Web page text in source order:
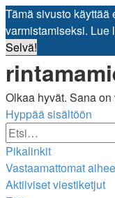
Tämä sivusto
varmistamiseksi. Lue
Selvä!
Olkaa hyvät. Sana on
Hyppää sisältöön
Pikalinkit
Vastaamattomat
Aktiiviset viestiketjut